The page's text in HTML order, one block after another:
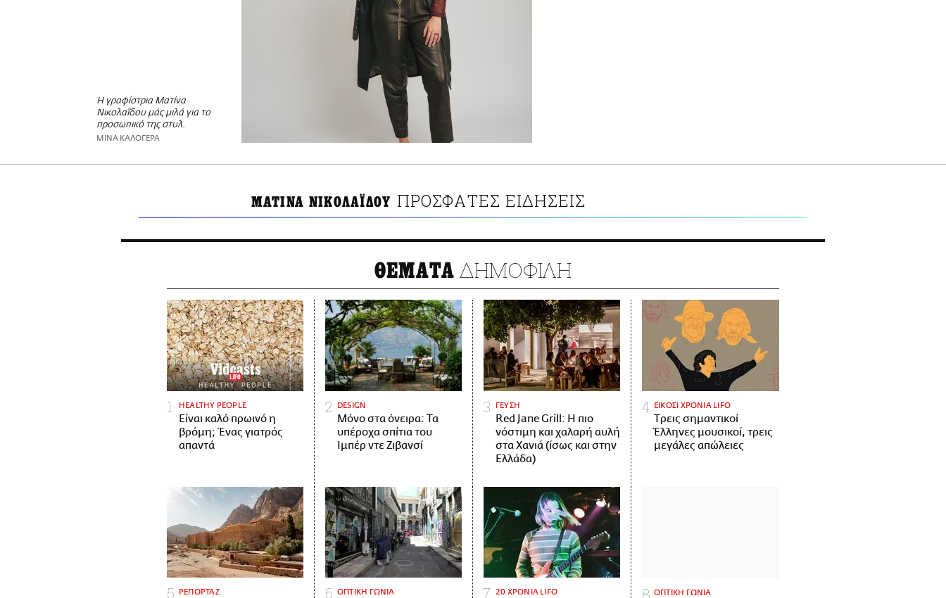
Η γραφίστρια Ματίνα
Νικολαΐδου μάς μιλά για το
προσωπικό της στυλ.
ΜΙΝΑ ΚΑΛΟΓΕΡΑ
ΜΑΤΙΝΑ ΝΙΚΟΛΑΪΔΟΥ ΠΡΟΣΦΑΤΕΣ ΕΙΔΗΣΕΙΣ
ΘΕΜΑΤΑ ΔΗΜΟΦΙΛΗ
HEALTHY PEOPLE
Είναι καλό πρωινό η
βρόμη; Ένας γιατρός
απαντά
DESIGN
Μόνο στα όνειρα: Τα
υπέροχα σπίτια του
Ιμπέρ ντε Ζιβανσί
ΓΕΥΣΗ
Red Jane Grill: Η πιο
νόστιμη και χαλαρή αυλή
στα Χανιά (ίσως και στην
Ελλάδα)
ΕΙΚΟΣΙ ΧΡΟΝΙΑ LIFO
Tρεις σημαντικοί
Έλληνες μουσικοί, τρεις
μεγάλες απώλειες
ΡΕΠΟΡΤΑΖ ΟΠΤΙΚΗ ΓΩΝΙΑ 20 ΧΡΟΝΙΑ LIFO ΟΠΤΙΚΗ ΓΩΝΙΑ